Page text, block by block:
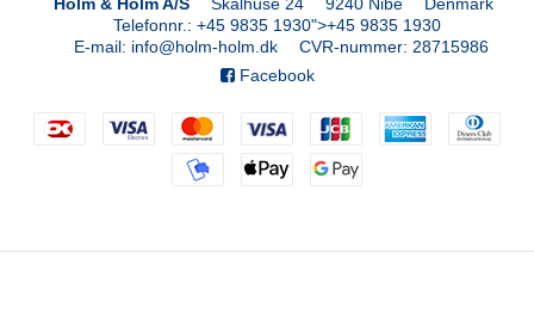
Telefonnr. : +45 9835 1930">+45 9835 1930
E-mail: info@holm-holm.dk CVR-nummer: 28715986
Facebook